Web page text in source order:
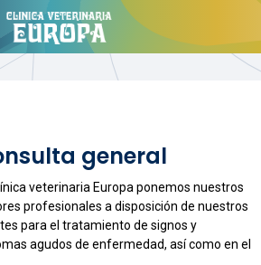
general
veterinaria Europa ponemos nuestros
profesionales a disposición de nuestros
para el tratamiento de signos y
agudos de enfermedad, así como en el